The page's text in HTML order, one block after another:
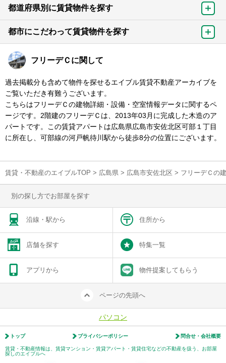
都道府県別に賃貸物件を探す
都市にこだわって賃貸物件を探す
フリーデＣに関して
過去掲載分も含めて物件を探せるエイブル賃貸不動産アーカイブを
ご覧いただき有難うございます。
こちらはフリーデＣの建物詳細・設備・空室情報データに関するペ
ージです。2階建のフリーデＣは、2013年03月に完成した木造のア
パートです。この賃貸アパートは広島県広島市安佐北区可部１丁目
に所在し、可部線の河戸帆待川駅から徒歩8分の位置にございます。
賃貸・不動産のエイブルTOP > 広島県 > 広島市安佐北区 > フリーデＣの
別の探し方でお部屋を探す
沿線・駅から 住所から
店舗を探す 特集一覧
アプリから 物件提案してもらう
ページの先頭へ
パソコン
トップ プライバシーポリシー 問合せ・会社概要
賃貸・不動産情報は、賃貸マンション・賃貸アパート・賃貸住宅などの不動産を扱う、お部屋
探しのエイブルへ